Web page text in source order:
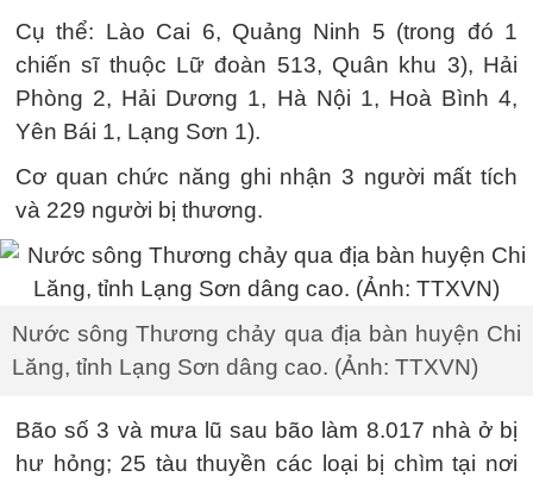
Cụ thể: Lào Cai 6, Quảng Ninh 5 (trong đó 1
chiến sĩ thuộc Lữ đoàn 513, Quân khu 3), Hải
Phòng 2, Hải Dương 1, Hà Nội 1, Hoà Bình 4,
Yên Bái 1, Lạng Sơn 1).
Cơ quan chức năng ghi nhận 3 người mất tích
và 229 người bị thương.
Nước sông Thương chảy qua địa bàn huyện Chi
Lăng, tỉnh Lạng Sơn dâng cao. (Ảnh: TTXVN)
Bão số 3 và mưa lũ sau bão làm 8.017 nhà ở bị
hư hỏng; 25 tàu thuyền các loại bị chìm tại nơi